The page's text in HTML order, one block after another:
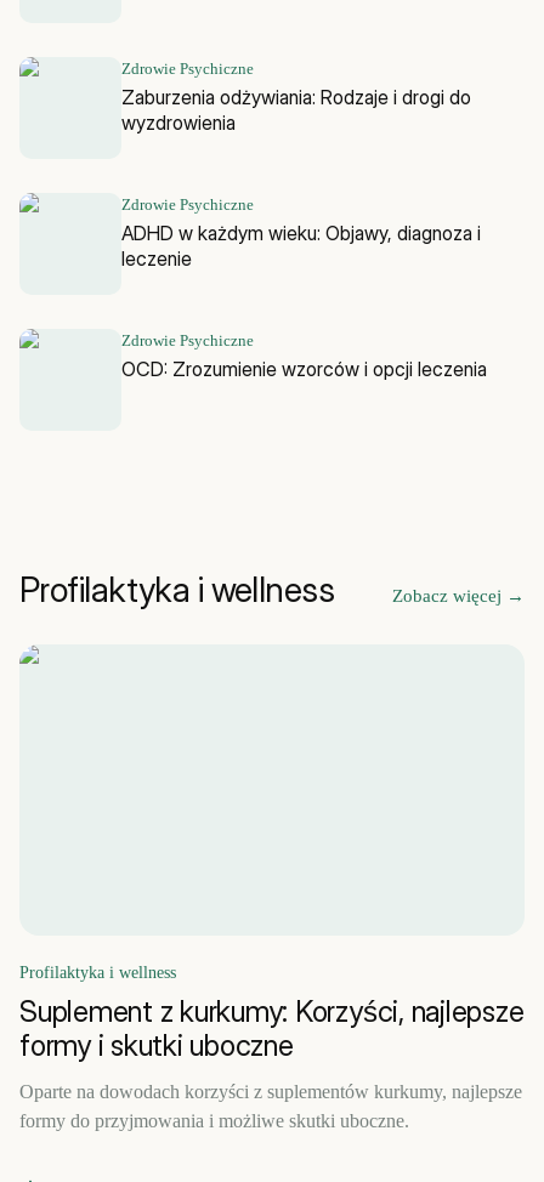
Zdrowie Psychiczne
Zaburzenia odżywiania: Rodzaje i drogi do
wyzdrowienia
Zdrowie Psychiczne
ADHD w każdym wieku: Objawy, diagnoza i
leczenie
Zdrowie Psychiczne
OCD: Zrozumienie wzorców i opcji leczenia
Profilaktyka i wellness Zobacz więcej →
Profilaktyka i wellness
Suplement z kurkumy: Korzyści, najlepsze
formy i skutki uboczne
Oparte na dowodach korzyści z suplementów kurkumy, najlepsze
formy do przyjmowania i możliwe skutki uboczne.